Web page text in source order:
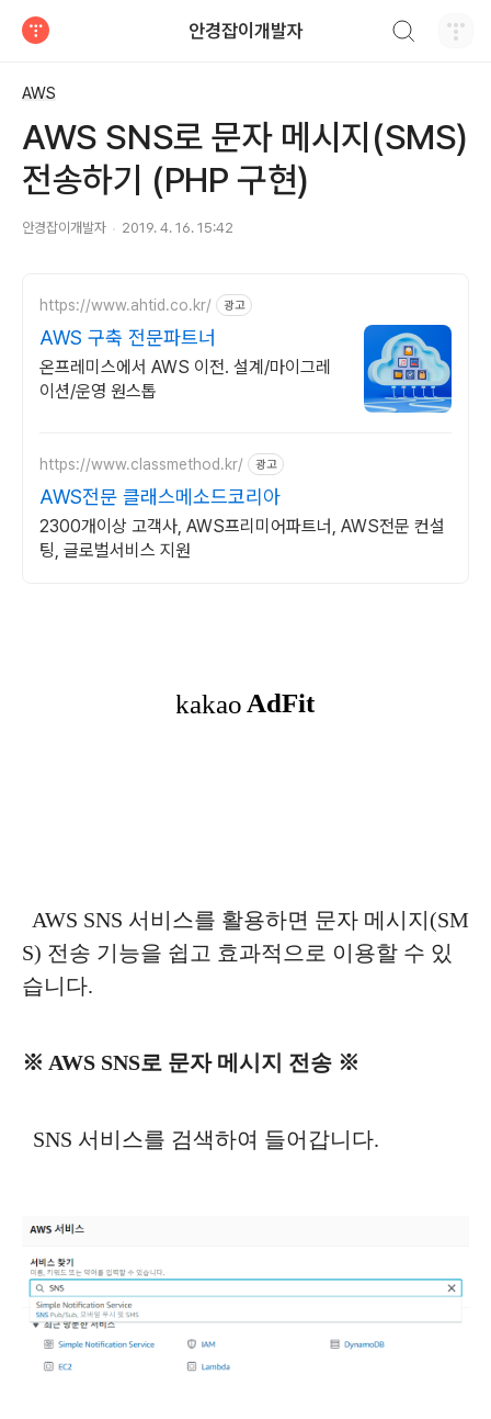
안경잡이개발자
AWS
AWS SNS로 문자 메시지(SMS)
전송하기 (PHP 구현)
안경잡이개발자 2019. 4. 16. 15:42
https://www.ahtid.co.kr/ 광고
AWS 구축 전문파트너
온프레미스에서 AWS 이전. 설계/마이그레
이션/운영 원스톱
https://www.classmethod.kr/ 광고
AWS전문 클래스메소드코리아
2300개이상 고객사, AWS프리미어파트너, AWS전문 컨설
팅, 글로벌서비스 지원
AWS SNS 서비스를 활용하면 문자 메시지(SM
S) 전송 기능을 쉽고 효과적으로 이용할 수 있
습니다.
※ AWS SNS로 문자 메시지 전송 ※
SNS 서비스를 검색하여 들어갑니다.